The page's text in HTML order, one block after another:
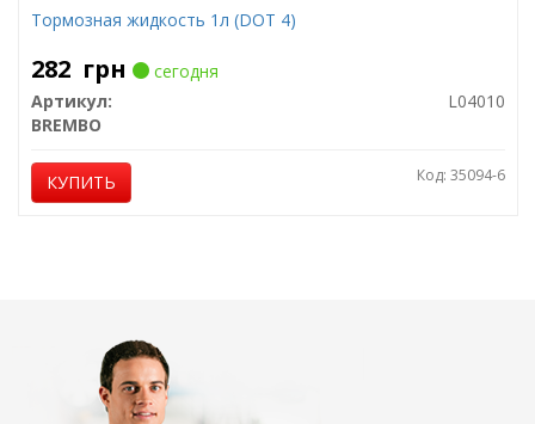
Тормозная жидкость 1л (DOT 4)
282 грн
сегодня
Артикул:
L04010
BREMBO
КУПИТЬ Код: 35094-6